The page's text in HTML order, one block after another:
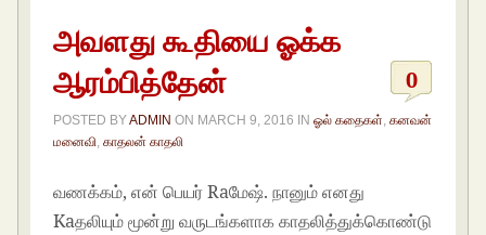
அவளது கூதியை ஓக்க
ஆரம்பித்தேன்
0
POSTED BYADMIN ON MARCH 9, 2016 INஓல் கதைகள் ,கனவன்
மனைவி ,காதலன் காதலி
வணக்கம், என் பெயர் Raமேஷ். நானும் எனது
Kaதலியும் மூன்று வருடங்களாக காதலித்துக்கொண்டு